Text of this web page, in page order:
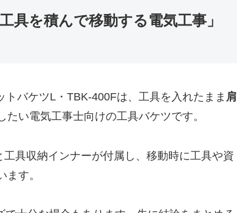
具を積んで移動する電気工事」
バケツL・TBK-400Fは、工具を入れたまま 肩
たい電気工事士向けの工具バケツです。
工具収納インナーが付属し、移動時に工具や資
す。